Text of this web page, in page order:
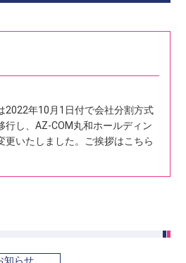
2022年10月1日付で会社分割方式
行し、AZ-COM丸和ホールディン
いたしました。
ご挨拶はこちら
知らせ